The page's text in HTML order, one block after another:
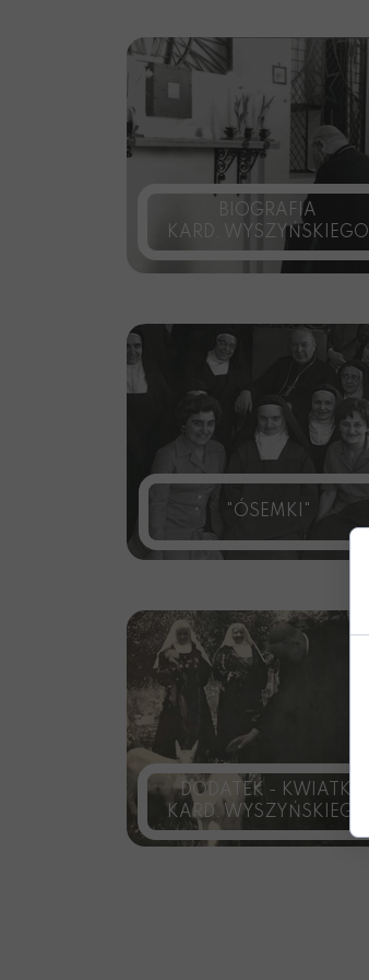
"ÓSEMKI"
DODATEK - KWIATKI
KARD. WYSZYŃSKIEGO
BIOGRAFIA
KARD. WYSZYŃSKIEGO